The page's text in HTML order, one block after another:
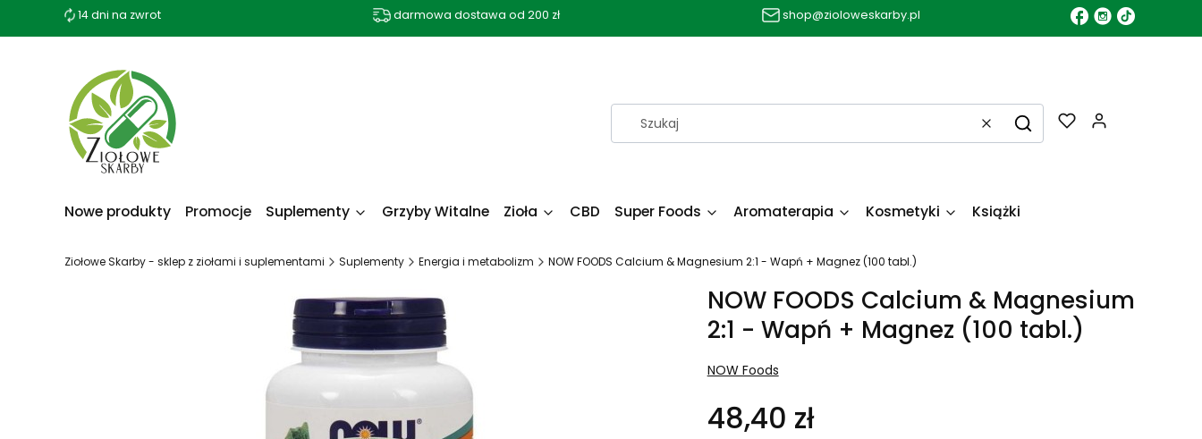
14 dni na zwrot darmowa dostawa od 200 zł shop@zioloweskarby.pl
WyczyśćSzukaj
Nowe produkty Promocje Suplementy Grzyby Witalne Zioła CBD Super Foods Aromaterapia Kosmetyki Książki
Ziołowe Skarby - sklep z ziołami i suplementami Suplementy Energia i metabolizm NOW FOODS Calcium & Magnesium 2:1 - Wapń + Magnez (100 tabl.)
NOW FOODS Calcium & Magnesium
2:1 - Wapń + Magnez (100 tabl.)
NOW Foods
48,40 zł